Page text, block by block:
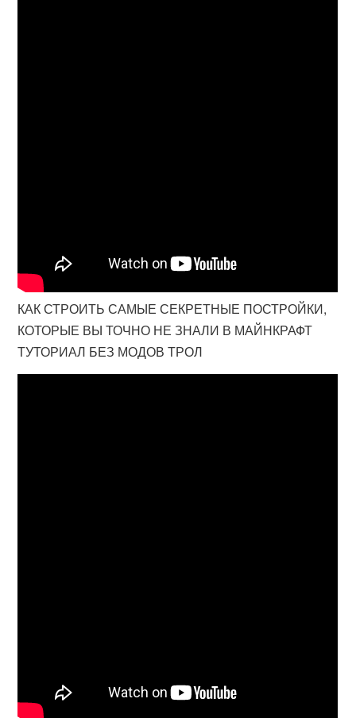
КАК СТРОИТЬ САМЫЕ СЕКРЕТНЫЕ ПОСТРОЙКИ,
КОТОРЫЕ ВЫ ТОЧНО НЕ ЗНАЛИ В МАЙНКРАФТ
ТУТОРИАЛ БЕЗ МОДОВ ТРОЛ